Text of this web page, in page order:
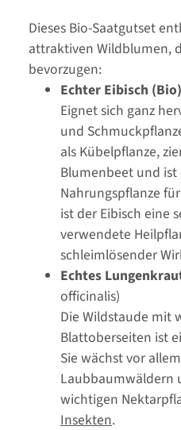
Dieses Bio-Saatgutset
attraktiven Wildblumen,
bevorzugen:
Echter Eibisch (Bio)
Eignet sich ganz
und
als Kübelpflanze,
Blumenbeet und
Nahrungspflanze
ist der Eibisch eine
verwendete
schleimlösender
Echtes
officinalis)
Die Wildstaude mit
Blattoberseiten ist
Sie wächst vor
Laubbaumwäldern
wichtigen
Insekten.